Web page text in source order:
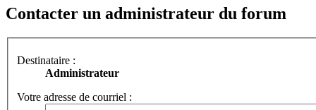
Contacter un administrateur du forum
Destinataire :
Administrateur
Votre adresse de courriel :